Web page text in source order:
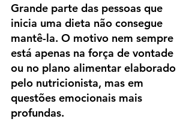
Grande parte das pessoas que
inicia uma dieta não consegue
mantê-la. O motivo nem sempre
está apenas na força de vontade
ou no plano alimentar elaborado
pelo nutricionista, mas em
questões emocionais mais
profundas.